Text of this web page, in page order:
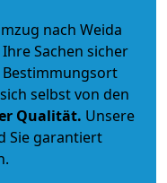
nach Weida
Sachen sicher
selbst von den
Qualität. Unsere
Sie garantiert